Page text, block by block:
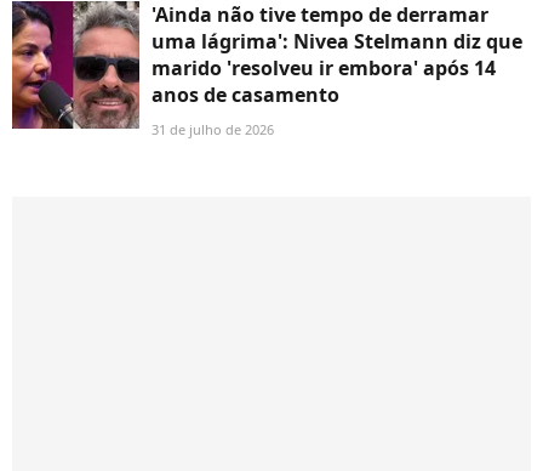
'Ainda não tive tempo de derramar
uma lágrima': Nivea Stelmann diz que
marido 'resolveu ir embora' após 14
anos de casamento
31 de julho de 2026